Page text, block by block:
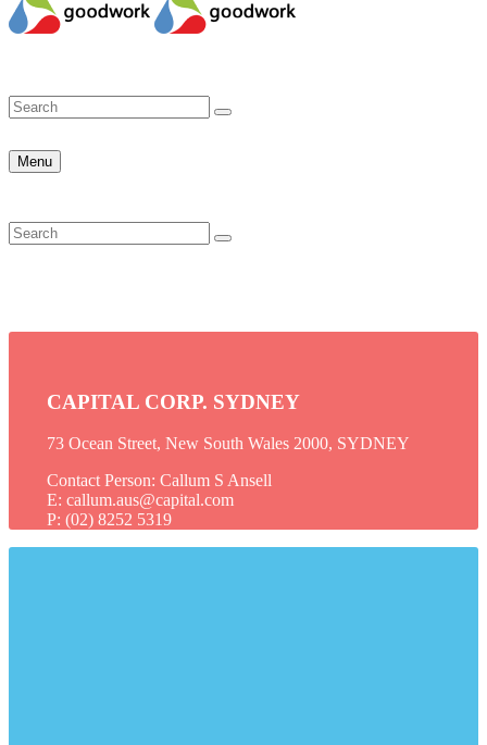
Menu
CAPITAL CORP. SYDNEY
73 Ocean Street, New South Wales 2000, SYDNEY
Contact Person: Callum S Ansell
E: callum.aus@capital.com
P: (02) 8252 5319